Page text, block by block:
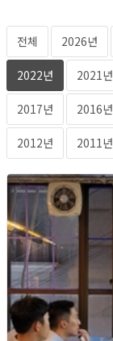
전체 2026년
2022년 2021년
2017년 2016년
2012년 2011년